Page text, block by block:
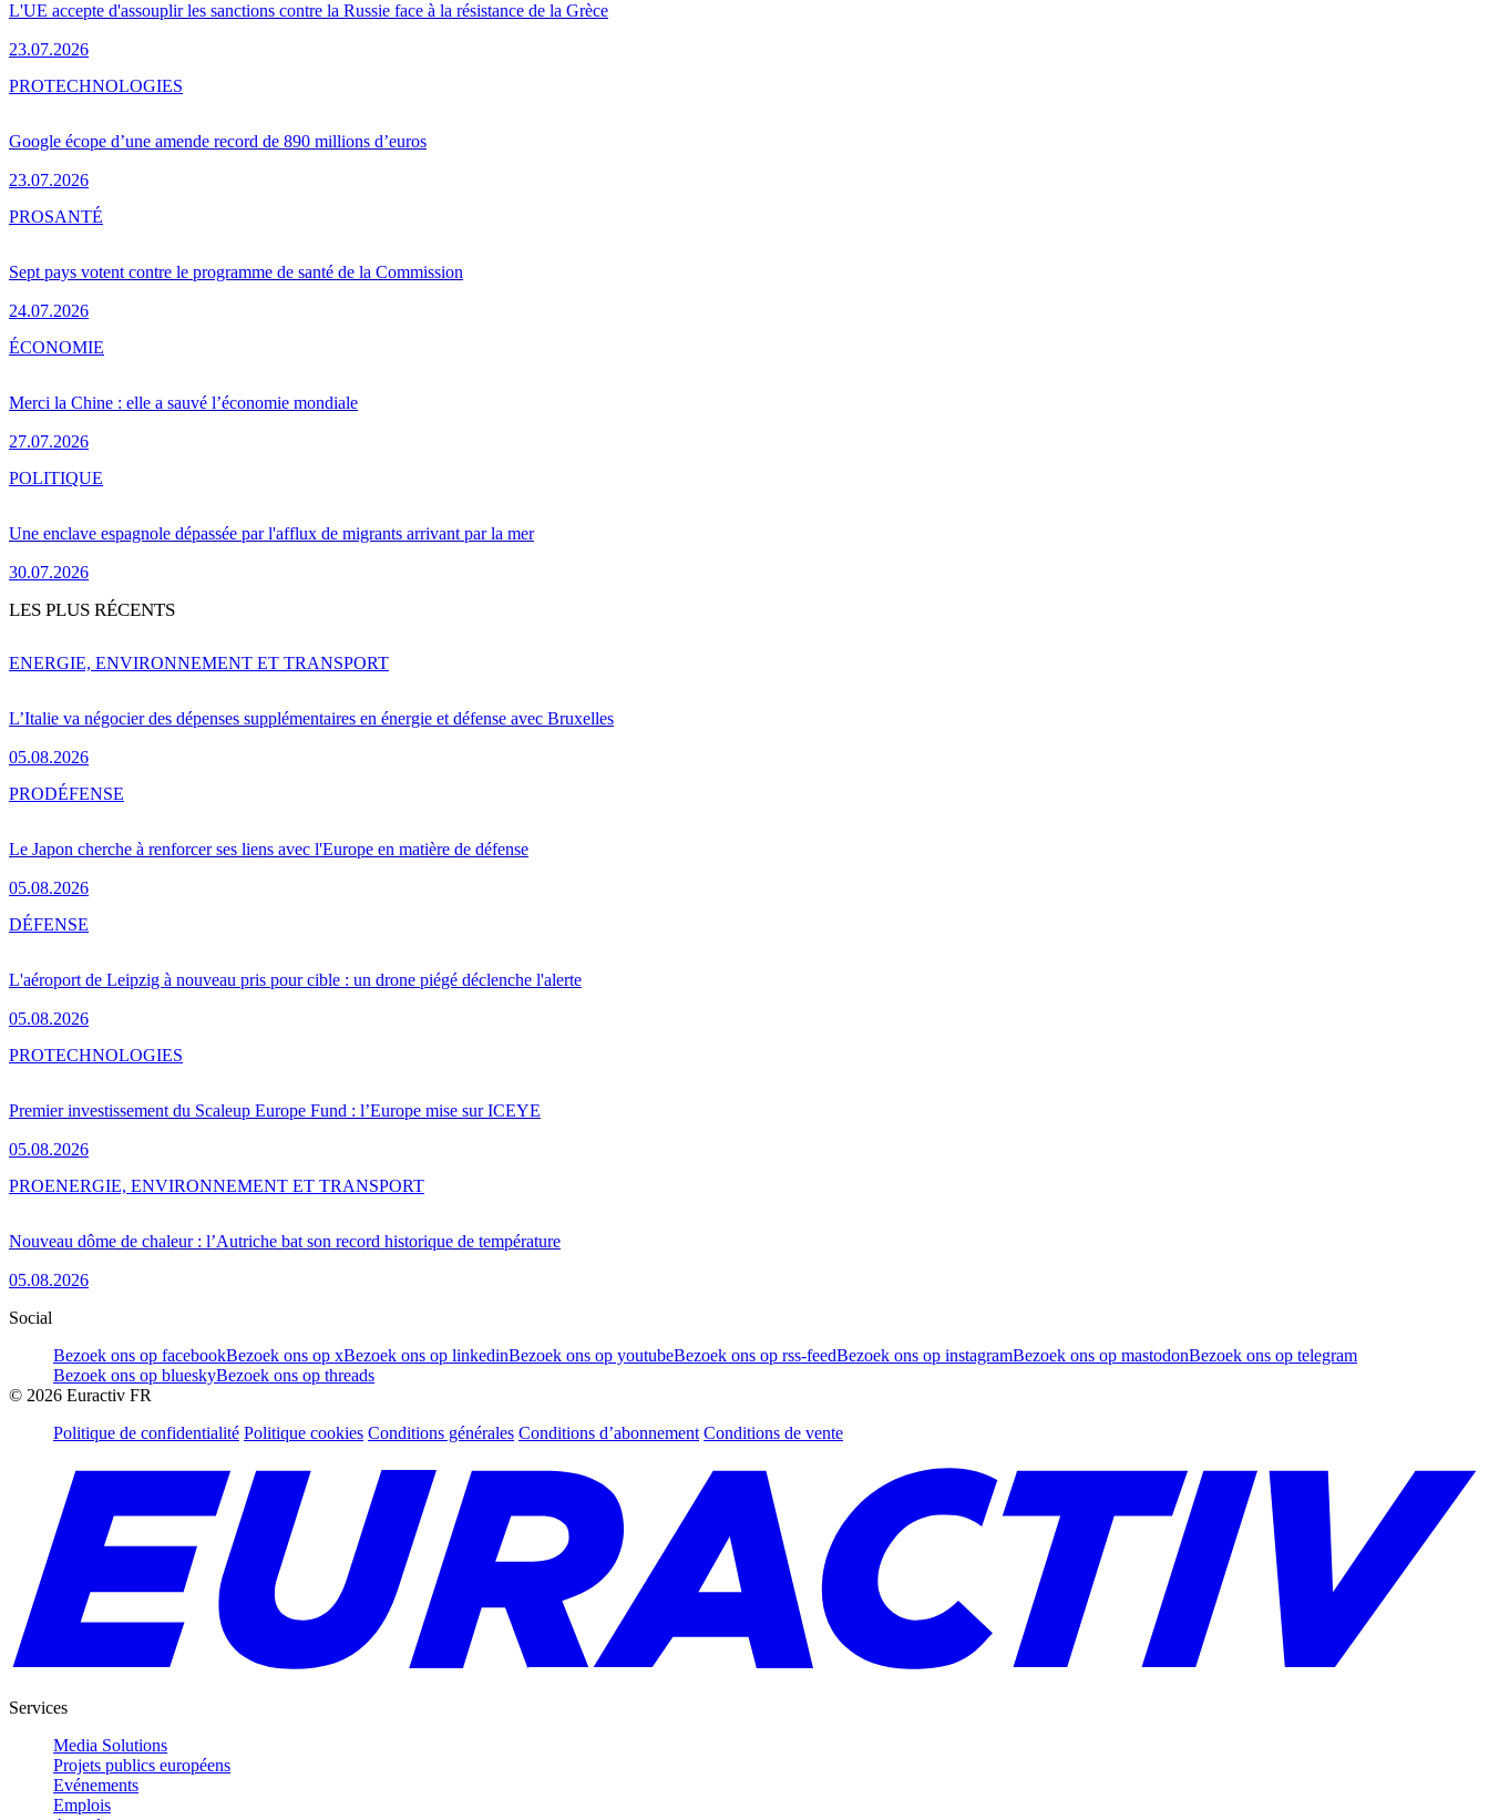
L'UE accepte d'assouplir les sanctions contre la Russie face à la résistance de la Grèce
23.07.2026
Google écope d’une amende record de 890 millions d’euros
23.07.2026
PROTECHNOLOGIES
Sept pays votent contre le programme de santé de la Commission
24.07.2026
PROSANTÉ
Merci la Chine : elle a sauvé l’économie mondiale
27.07.2026
ÉCONOMIE
Une enclave espagnole dépassée par l'afflux de migrants arrivant par la mer
30.07.2026
POLITIQUE
LES PLUS RÉCENTS
L’Italie va négocier des dépenses supplémentaires en énergie et défense avec Bruxelles
05.08.2026
ENERGIE, ENVIRONNEMENT ET TRANSPORT
Le Japon cherche à renforcer ses liens avec l'Europe en matière de défense
05.08.2026
PRODÉFENSE
L'aéroport de Leipzig à nouveau pris pour cible : un drone piégé déclenche l'alerte
05.08.2026
DÉFENSE
Premier investissement du Scaleup Europe Fund : l’Europe mise sur ICEYE
05.08.2026
PROTECHNOLOGIES
Nouveau dôme de chaleur : l’Autriche bat son record historique de température
05.08.2026
PROENERGIE, ENVIRONNEMENT ET TRANSPORT
Social
Bezoek ons op facebookBezoek ons op xBezoek ons op linkedinBezoek ons op youtubeBezoek ons op rss-feedBezoek ons op instagramBezoek ons op mastodonBezoek ons op telegram
Bezoek ons op blueskyBezoek ons op threads
© 2026 Euractiv FR
Politique de confidentialité Politique cookies Conditions générales Conditions d’abonnement Conditions de vente
Services
Media Solutions
Projets publics européens
Evénements
Emplois